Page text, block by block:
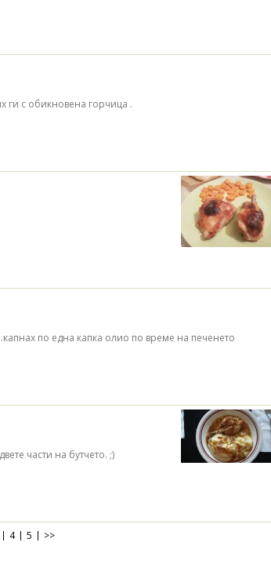
ги с обикновена горчица .
по една капка олио по време на печенето
части на бутчето. ;)
4 5 >>